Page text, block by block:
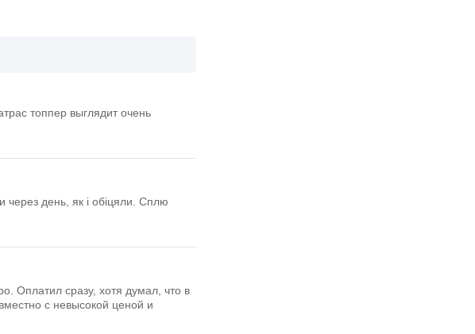
топпер выглядит очень
через день, як і обіцяли. Сплю
Оплатил сразу, хотя думал, что в
с невысокой ценой и